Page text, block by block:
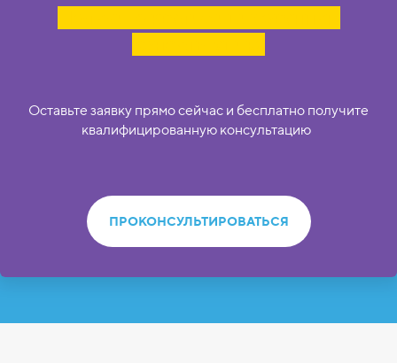
Оставьте заявку прямо сейчас и бесплатно получите
квалифицированную консультацию
ПРОКОНСУЛЬТИРОВАТЬСЯ